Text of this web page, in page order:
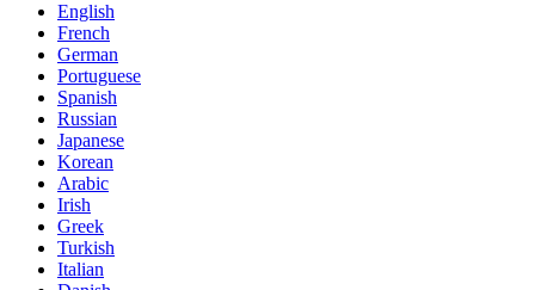
English
French
German
Portuguese
Spanish
Russian
Japanese
Korean
Arabic
Irish
Greek
Turkish
Italian